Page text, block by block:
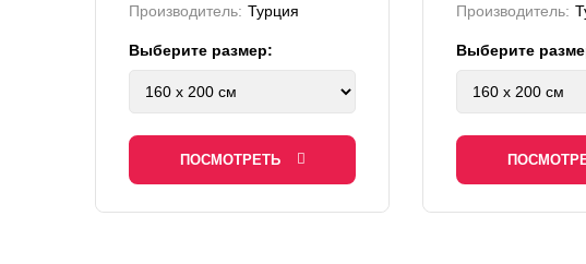
Производитель: Турция
Выберите размер:
ПОСМОТРЕТЬ
Производитель:
Выберите